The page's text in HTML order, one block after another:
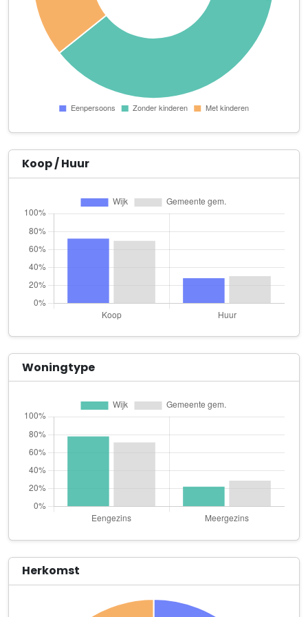
TEGAPO Nederland
Apeldoornseweg 93 A
Top Rhododendrons B.V.
Esserbroekweg 2
Harskamperweg 56
Tychon Holding B.V.
Harskamperweg 56
Tychon International B.V.
Harskamperweg 56
Vakantieoord Het Lorkenbos
Mosselsepad 64
v.o.f. G. van Eldik
Arnhemseweg 48
V.O.F. Van Omme
Waterplantencentrum
Apeldoornseweg 59
Wijnen Houtbouw
Esserbroekweg 5
Windmill Holland Trade B.V.
Anderz Groep B.V.
Roekelseweg 47
Baijer Beheer B.V.
Koop / Huur
Woningtype
Herkomst